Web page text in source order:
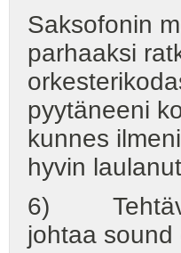
Saksofonin
parhaaksi
pyytäneeni
kunnes
hyvin
6)
johtaa sound